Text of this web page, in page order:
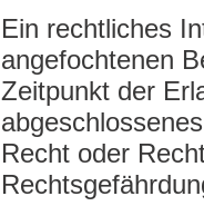
Ein rechtliches
angefochtenen
Zeitpunkt der
Recht oder